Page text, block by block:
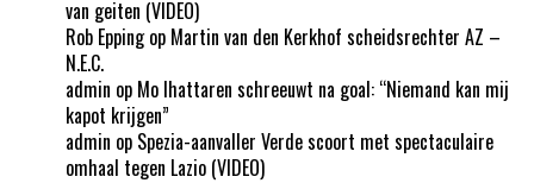
van geiten (VIDEO)
Rob Eppingop Martin van den Kerkhof scheidsrechter AZ –
N.E.C.
admin op Mo Ihattaren schreeuwt na goal: “Niemand kan mij
kapot krijgen”
admin op Spezia-aanvaller Verde scoort met spectaculaire
omhaal tegen Lazio (VIDEO)